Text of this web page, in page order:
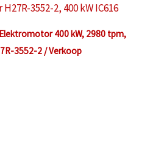
400 kW, 2980 tpm,
3552-2 / Verkoop